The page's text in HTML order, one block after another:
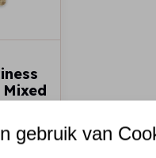
A6
voorraad
gebruik van